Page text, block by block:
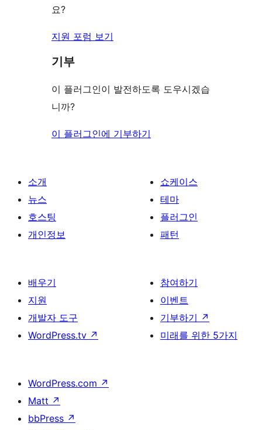
요?
지원 포럼 보기
기부
이 플러그인이 발전하도록 도우시겠습
니까?
이 플러그인에 기부하기
소개
뉴스
호스팅
개인정보
쇼케이스
테마
플러그인
패턴
배우기
지원
개발자 도구
WordPress.tv ↗
참여하기
이벤트
기부하기 ↗
미래를 위한 5가지
WordPress.com ↗
Matt ↗
bbPress ↗